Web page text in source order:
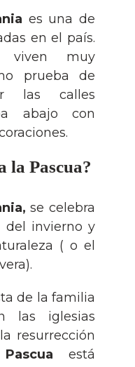
es una de
en el país.
viven muy
prueba de
las calles
abajo con
la Pascua?
se celebra
del invierno y
( o el
de la familia
las iglesias
resurrección
está